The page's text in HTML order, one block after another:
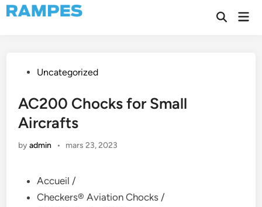
Skip
to
Open
PostedUncategorized
AC200 Chocks for Small
Aircrafts
byadmin • mars 23, 2023
Accueil /
Checkers® Aviation Chocks /